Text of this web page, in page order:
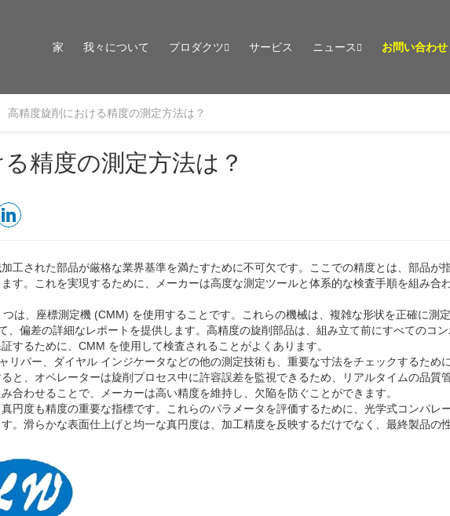
家 我々について プロダクツ サービス ニュース お問い合わせ
高精度旋削における精度の測定方法は？
精度の測定方法は？
工された部品が厳格な業界基準を満たすために不可欠です。ここでの精度とは、部品が
す。これを実現するために、メーカーは高度な測定ツールと体系的な検査手順を組み合
は、座標測定機 (CMM) を使用することです。これらの機械は、複雑な形状を正確に測
、偏差の詳細なレポートを提供します。高精度の旋削部品は、組み立て前にすべてのコ
するために、CMM を使用して検査されることがよくあります。
リパー、ダイヤル インジケータなどの他の測定技術も、重要な寸法をチェックするため
と、オペレーターは旋削プロセス中に許容誤差を監視できるため、リアルタイムの品質
合わせることで、メーカーは高い精度を維持し、欠陥を防ぐことができます。
円度も精度の重要な指標です。これらのパラメータを評価するために、光学式コンパレ
。滑らかな表面仕上げと均一な真円度は、加工精度を反映するだけでなく、最終製品の